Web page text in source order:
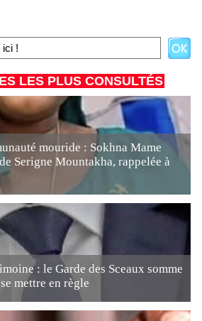
LES PLUS CONSULTÉS
mouride : Sokhna Mame
Serigne Mountakha, rappelée à
: le Garde des Sceaux somme
mettre en règle